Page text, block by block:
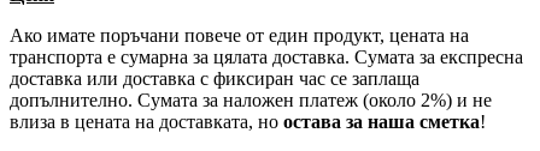
Ако имате поръчани повече от един продукт, цената на
транспорта е сумарна за цялата доставка. Сумата за експресна
доставка или доставка с фиксиран час се заплаща
допълнително. Сумата за наложен платеж (около 2%) и не
влиза в цената на доставката, но остава за наша сметка!